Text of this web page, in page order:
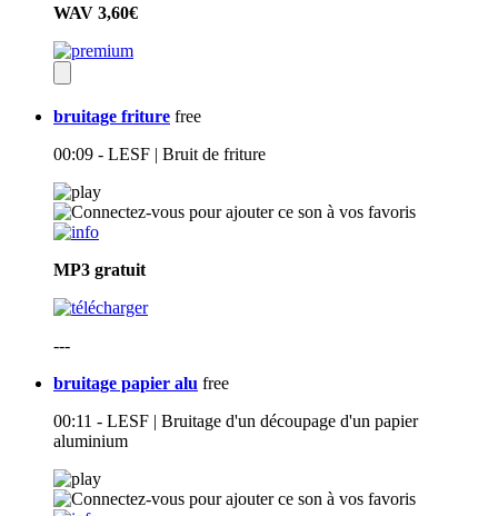
WAV 3,60€
bruitage friture free
00:09 - LESF | Bruit de friture
MP3 gratuit
---
bruitage papier alu free
00:11 - LESF | Bruitage d'un découpage d'un papier
aluminium